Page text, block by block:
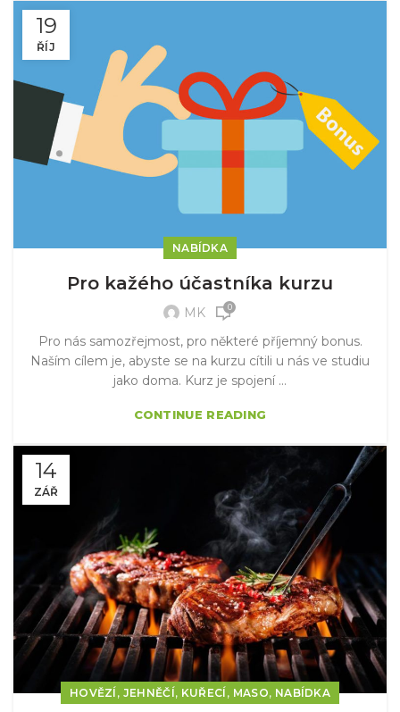
19
ŘÍJ
NABÍDKA
Pro kažého účastníka kurzu
MK 0
Pro nás samozřejmost, pro některé příjemný bonus.
Naším cílem je, abyste se na kurzu cítili u nás ve studiu
jako doma. Kurz je spojení ...
CONTINUE READING
14
ZÁŘ
HOVĚZÍ , JEHNĚČÍ, KUŘECÍ , MASO, NABÍDKA